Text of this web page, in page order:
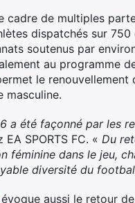
cadre de multiples
dispatchés sur
soutenus par
au programme
le
masculine.
a été façonné par les
SPORTS FC. « Du
féminine dans le jeu,
diversité du
évoque aussi le retour